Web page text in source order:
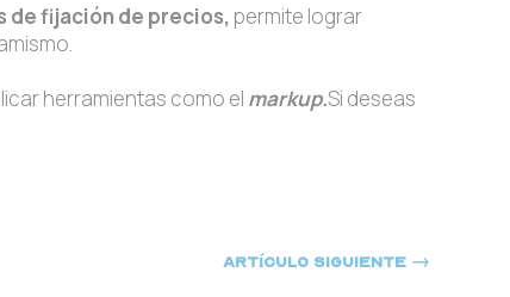
de fijación de precios, permite lograr
herramientas como el markup.Si deseas
Artículo siguiente→